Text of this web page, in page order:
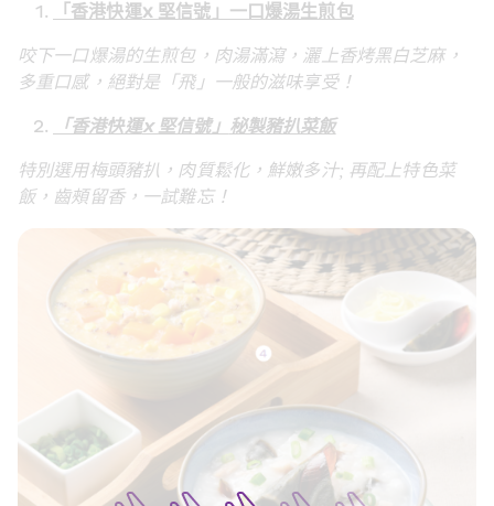
「香港快運x 堅信號」一口爆湯生煎包
咬下一口爆湯的生煎包，肉湯滿瀉，灑上香烤黑白芝麻，
多重口感，絕對是「飛」一般的滋味享受！
「香港快運x 堅信號」 秘製豬扒菜飯
特別選用梅頭豬扒，肉質鬆化，鮮嫩多汁; 再配上特色菜
飯，齒頰留香，一試難忘！